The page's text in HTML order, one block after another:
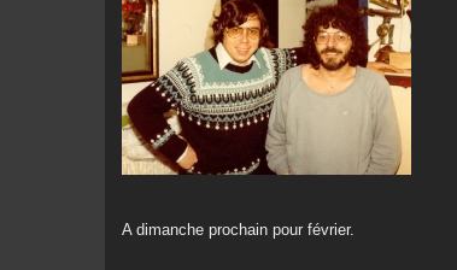
A dimanche prochain pour février.